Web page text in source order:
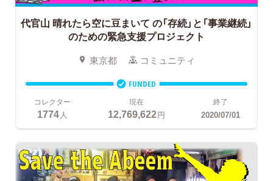
代官山 晴れたら空に豆まいて の「存続」と「事業継続」
のための緊急支援プロジェクト
東京都 コミュニティ
FUNDED
コレクター
1774人
現在
12,769,622円
終了
2020/07/01